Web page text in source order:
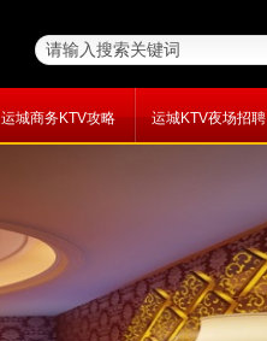
运城商务KTV攻略 运城KTV夜场招聘